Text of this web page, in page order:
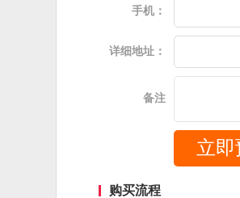
手机：
详细地址：
备注
购买流程